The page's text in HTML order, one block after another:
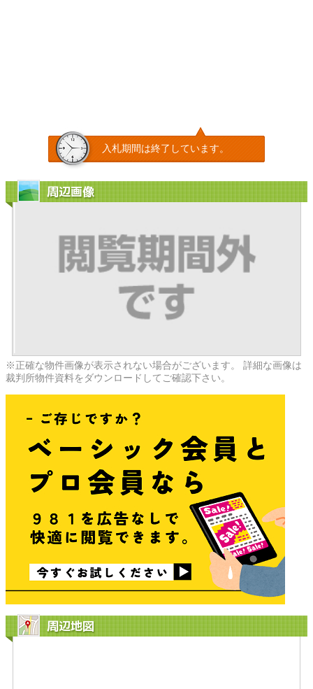
入札期間は終了しています。
周辺画像
※正確な物件画像が表示されない場合がございます。 詳細な画像は
裁判所物件資料をダウンロードしてご確認下さい。
周辺地図